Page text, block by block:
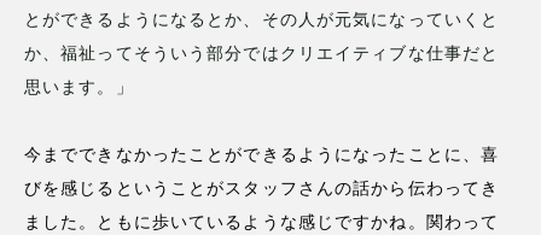
とができるようになるとか、その人が元気になっていくと
か、福祉ってそういう部分ではクリエイティブな仕事だと
思います。」
今までできなかったことができるようになったことに、喜
びを感じるということがスタッフさんの話から伝わってき
ました。ともに歩いているような感じですかね。関わって